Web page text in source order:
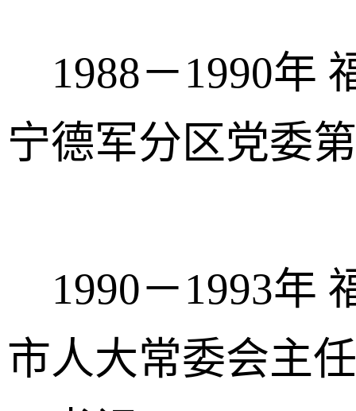
1988－1990年
宁德军分区党委
1990－1993年
市人大常委会主